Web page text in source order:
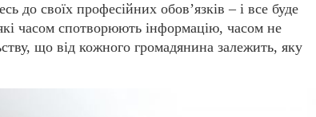
до своїх професійних обов’язків – і все буде
часом спотворюють інформацію, часом не
що від кожного громадянина залежить, яку